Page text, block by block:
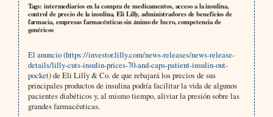
Tags: intermediarios en la compra de medicamentos, acceso a la insulina,
control de precio de la insulina, Eli Lilly, administradores de beneficios de
farmacia, empresas farmacéuticas sin ánimo de lucro, competencia de
genéricos
El anuncio(https://investor.lilly.com/news-releases/news-release-
details/lilly-cuts-insulin-prices-70-and-caps-patient-insulin-out-
pocket) de Eli Lilly & Co. de que rebajará los precios de sus
principales productos de insulina podría facilitar la vida de algunos
pacientes diabéticos y, al mismo tiempo, aliviar la presión sobre las
grandes farmacéuticas.